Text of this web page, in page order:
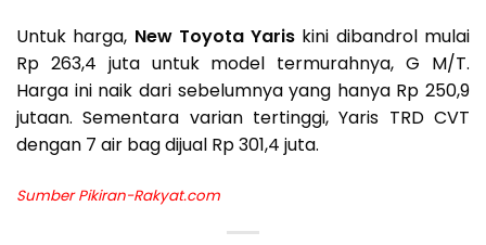
Untuk harga, New Toyota Yaris kini dibandrol mulai
Rp 263,4 juta untuk model termurahnya, G M/T.
Harga ini naik dari sebelumnya yang hanya Rp 250,9
jutaan. Sementara varian tertinggi, Yaris TRD CVT
dengan 7 air bag dijual Rp 301,4 juta.
Sumber Pikiran-Rakyat.com